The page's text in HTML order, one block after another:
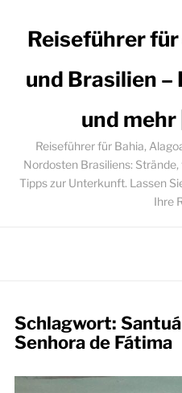
Reiseführer
und Brasilien –
und mehr
Reiseführer für Bahia,
Nordosten Brasiliens:
Tipps zur Unterkunft. Lassen
Ihre
Schlagwort:
Senhora de Fátima